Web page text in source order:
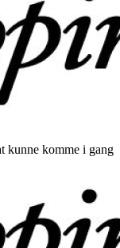
kunne komme i gang